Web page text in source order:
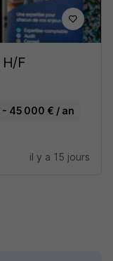
F
45 000 € / an
il y a 15 jours